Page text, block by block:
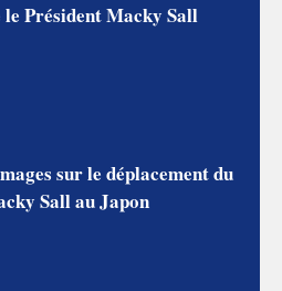
Président Macky Sall
sur le déplacement du
Sall au Japon